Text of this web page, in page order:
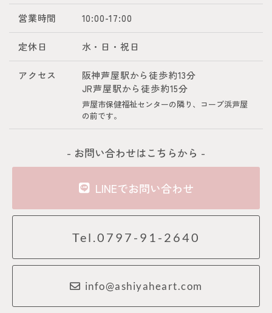
営業時間 10:00-17:00
定休日 水・日・祝日
アクセス
阪神芦屋駅から徒歩約13分
JR芦屋駅から徒歩約15分
芦屋市保健福祉センターの隣り、コープ浜芦屋
の前です。
- お問い合わせはこちらから -
LINEでお問い合わせ
Tel.0797-91-2640
info@ashiyaheart.com